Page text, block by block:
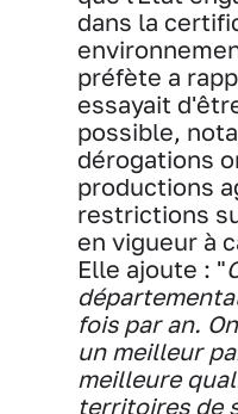
dans la
préfète a
essayait
possible,
dérogations
productions
restrictions
en vigueur à
Elle ajoute : "
fois par an.
un meilleur
meilleure
territoires de